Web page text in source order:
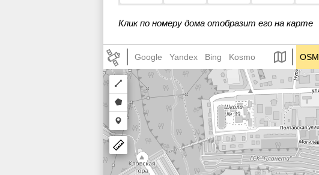
Клик по номеру дома отобразит его на карте
Google Yandex Bing Kosmo OSM
Draw
a
polyline
Draw
a
polygon
Draw
a
marker